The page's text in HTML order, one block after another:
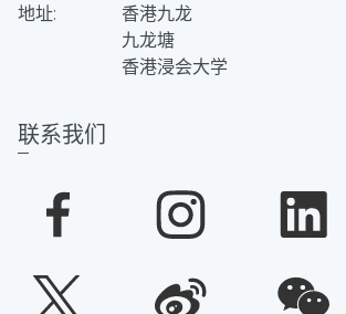
地址:
香港九龙
九龙塘
香港浸会大学
联系我们